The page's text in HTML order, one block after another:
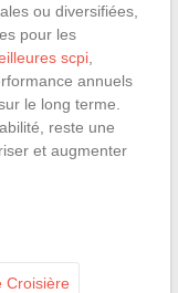
ou diversifiées,
pour les
scpi,
annuels
le long terme.
reste une
et augmenter
Croisière